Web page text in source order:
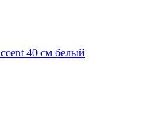
40 см белый